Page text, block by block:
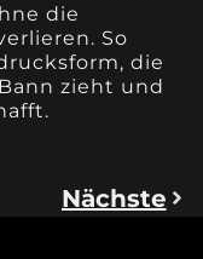
die
So
die
zieht und
Nächste